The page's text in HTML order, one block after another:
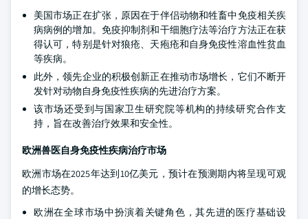
美国市场正在扩张，原因在于伴侣动物和牲畜中免疫相关疾
病病例的增加。免疫抑制剂和干细胞疗法等治疗方法正在获
得认可，特别是针对狼疮、天疱疮和自身免疫性溶血性贫血
等疾病。
此外，领先企业的积极创新正在推动市场增长，它们不断开
发针对动物自身免疫性疾病的先进治疗方案。
该市场还受到与国家卫生研究院等机构的持续研究合作支
持，旨在改善治疗效果和安全性。
欧洲兽医自身免疫性疾病治疗市场
欧洲市场在2025年达到10亿美元，预计在预测期内将呈现可观
的增长态势。
欧洲在全球市场中扮演着关键角色，其先进的医疗基础设